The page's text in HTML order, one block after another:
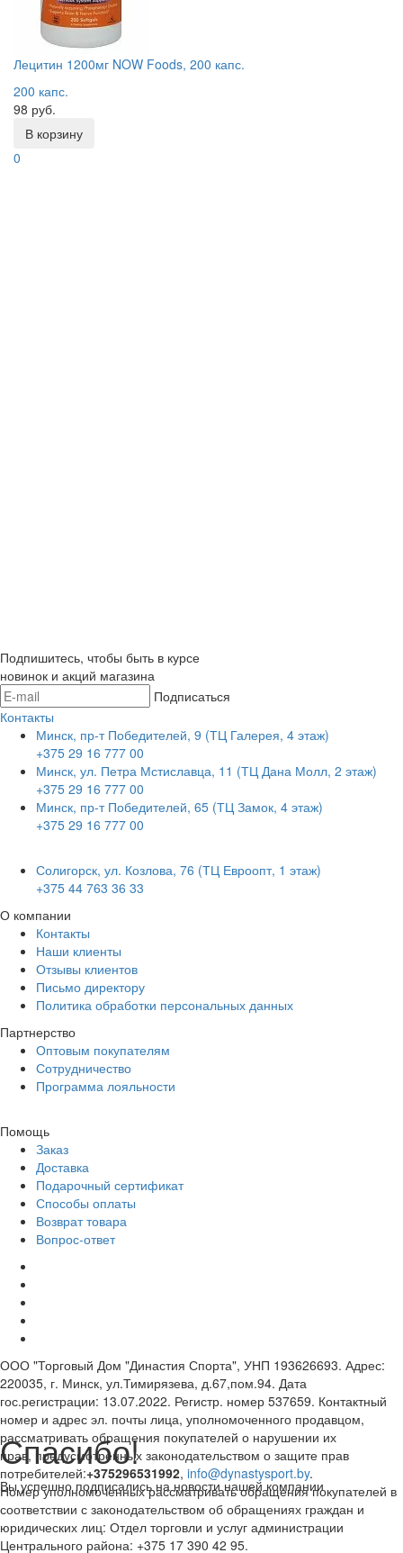
Лецитин 1200мг NOW Foods, 200 капс.
200 капс.
98 руб.
В корзину
0
Подпишитесь, чтобы быть в курсе
новинок и акций магазина
Подписаться
Контакты
Минск, пр-т Победителей, 9 (ТЦ Галерея, 4 этаж)
+375 29 16 777 00
Минск, ул. Петра Мстиславца, 11 (ТЦ Дана Молл, 2 этаж)
+375 29 16 777 00
Минск, пр-т Победителей, 65 (ТЦ Замок, 4 этаж)
+375 29 16 777 00
Солигорск, ул. Козлова, 76 (ТЦ Евроопт, 1 этаж)
+375 44 763 36 33
О компании
Контакты
Наши клиенты
Отзывы клиентов
Письмо директору
Политика обработки персональных данных
Партнерство
Оптовым покупателям
Сотрудничество
Программа лояльности
Помощь
Заказ
Доставка
Подарочный сертификат
Способы оплаты
Возврат товара
Вопрос-ответ
ООО "Торговый Дом "Династия Спорта", УНП 193626693. Адрес:
220035, г. Минск, ул.Тимирязева, д.67,пом.94. Дата
гос.регистрации: 13.07.2022. Регистр. номер 537659. Контактный
номер и адрес эл. почты лица, уполномоченного продавцом,
рассматривать обращения покупателей о нарушении их
прав, предусмотренных законодательством о защите прав
потребителей:+375296531992, info@dynastysport.by.
Номер уполномоченных рассматривать обращения покупателей в
соответствии с законодательством об обращениях граждан и
юридических лиц: Отдел торговли и услуг администрации
Центрального района: +375 17 390 42 95.
Спасибо!
Вы успешно подписались на новости нашей компании